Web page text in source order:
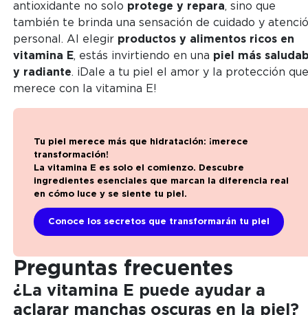
antioxidante no solo protege y repara, sino que
también te brinda una sensación de cuidado y
personal. Al elegir productos y alimentos ricos en
vitamina E, estás invirtiendo en una piel más
y radiante. ¡Dale a tu piel el amor y la protección que
merece con la vitamina E!
Tu piel merece más que hidratación: ¡merece
transformación!
La vitamina E es solo el comienzo. Descubre
ingredientes esenciales que marcan la diferencia real
en cómo luce y se siente tu piel.
Conoce los secretos que transformarán tu piel
Preguntas frecuentes
¿La vitamina E puede ayudar a
aclarar manchas oscuras en la piel?